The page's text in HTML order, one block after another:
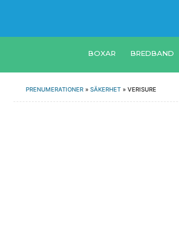
BOXAR BREDBAND
PRENUMERATIONER » SÄKERHET » VERISURE